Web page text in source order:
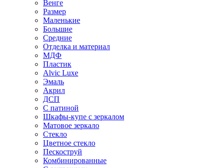
Венге
Размер
Маленькие
Большие
Средние
Отделка и материал
МДФ
Пластик
Alvic Luxe
Эмаль
Акрил
ДСП
С патиной
Шкафы-купе с зеркалом
Матовое зеркало
Стекло
Цветное стекло
Пескоструй
Комбинированные